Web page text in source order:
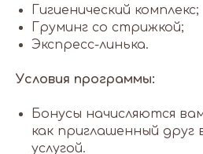
Гигиенический комплекс;
Груминг со стрижкой;
Экспресс-линька.
Условия программы:
Бонусы начисляются
как приглашенный друг
услугой.